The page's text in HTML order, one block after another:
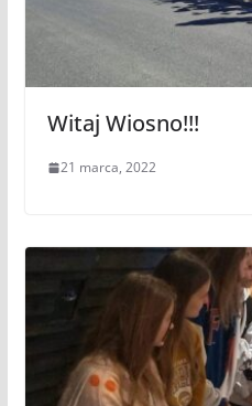
Witaj Wiosno!!!
21 marca, 2022